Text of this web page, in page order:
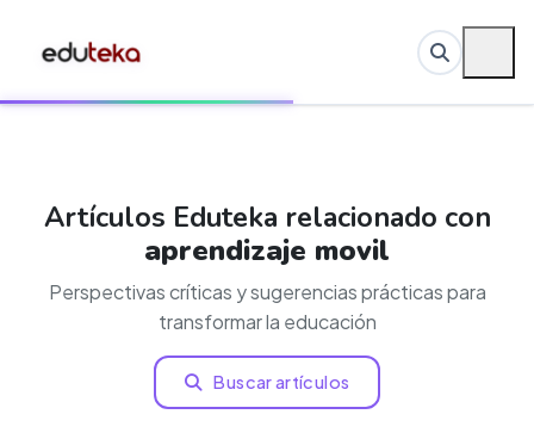
Artículos Eduteka relacionado con
aprendizaje movil
Perspectivas críticas y sugerencias prácticas para
transformar la educación
Buscar artículos